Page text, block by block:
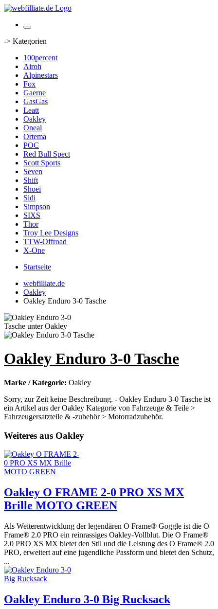
-> Kategorien
100percent
Airoh
Alpinestars
Fox
Gaerne
GasGas
Leatt
Oakley
Oneal
Ortema
POC
Red Bull Spect
Scott Sports
Seven
Shift
Shoei
Sidi
Simpson
SIXS
Thor
Troy Lee Designs
TTW-Offroad
X-One
Startseite
webfilliate.de
Oakley
Oakley Enduro 3-0 Tasche
Oakley Enduro 3-0 Tasche
Marke / Kategorie: Oakley
Sorry, zur Zeit keine Beschreibung. - Oakley Enduro 3-0 Tasche ist
ein Artikel aus der Oakley Kategorie von Fahrzeuge & Teile >
Fahrzeugersatzteile & -zubehör > Motorradzubehör.
Weiteres aus Oakley
Oakley O FRAME 2-0 PRO XS MX
Brille MOTO GREEN
Als Weiterentwicklung der legendären O Frame® Goggle ist die O
Frame® 2.0 PRO ein reinrassiges Oakley-Vollblut. Die O Frame®
2.0 PRO XS MX bietet den Stil und die Leistung des O Frame® 2.0
PRO, erweitert auf eine jugendliche Passform und bietet den Schutz,
...
Oakley Enduro 3-0 Big Rucksack